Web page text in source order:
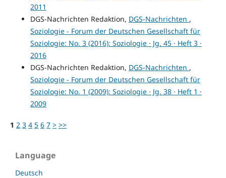
2011
DGS-Nachrichten Redaktion, DGS-Nachrichten ,
Soziologie - Forum der Deutschen Gesellschaft für
Soziologie: No. 3 (2016): Soziologie · Jg. 45 · Heft 3 ·
2016
DGS-Nachrichten Redaktion, DGS-Nachrichten ,
Soziologie - Forum der Deutschen Gesellschaft für
Soziologie: No. 1 (2009): Soziologie · Jg. 38 · Heft 1 ·
2009
1 2 3 4 5 6 7 > >>
Language
Deutsch